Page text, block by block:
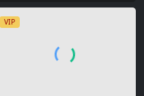
VIP